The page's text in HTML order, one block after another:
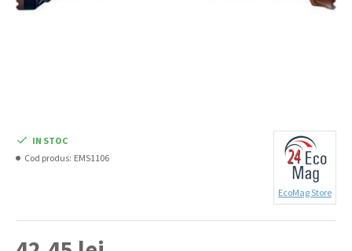
IN STOC
Cod produs: EMS1106
EcoMag Store